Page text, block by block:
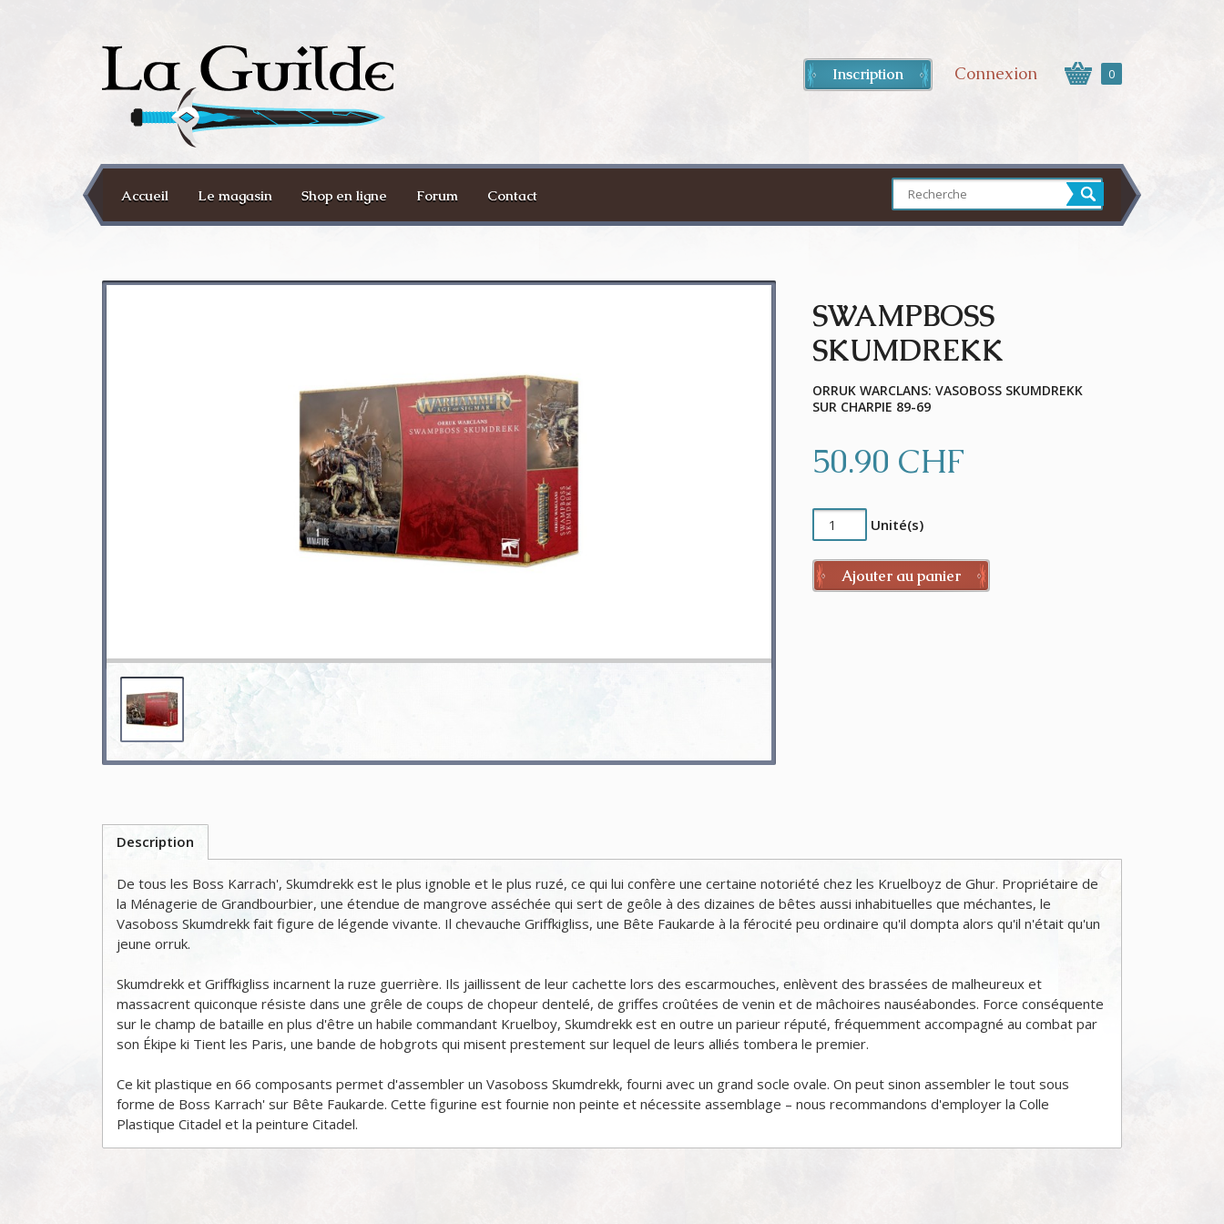
Inscription Connexion 0
Accueil Le magasin Shop en ligne Forum Contact
SWAMPBOSS
SKUMDREKK
ORRUK WARCLANS: VASOBOSS SKUMDREKK
SUR CHARPIE 89-69
50.90 CHF
Unité(s)
Ajouter au panier
Description
De tous les Boss Karrach', Skumdrekk est le plus ignoble et le plus ruzé, ce qui lui confère une certaine notoriété chez les Kruelboyz de Ghur. Propriétaire de
la Ménagerie de Grandbourbier, une étendue de mangrove asséchée qui sert de geôle à des dizaines de bêtes aussi inhabituelles que méchantes, le
Vasoboss Skumdrekk fait figure de légende vivante. Il chevauche Griffkigliss, une Bête Faukarde à la férocité peu ordinaire qu'il dompta alors qu'il n'était qu'un
jeune orruk.
Skumdrekk et Griffkigliss incarnent la ruze guerrière. Ils jaillissent de leur cachette lors des escarmouches, enlèvent des brassées de malheureux et
massacrent quiconque résiste dans une grêle de coups de chopeur dentelé, de griffes croûtées de venin et de mâchoires nauséabondes. Force conséquente
sur le champ de bataille en plus d'être un habile commandant Kruelboy, Skumdrekk est en outre un parieur réputé, fréquemment accompagné au combat par
son Ékipe ki Tient les Paris, une bande de hobgrots qui misent prestement sur lequel de leurs alliés tombera le premier.
Ce kit plastique en 66 composants permet d'assembler un Vasoboss Skumdrekk, fourni avec un grand socle ovale. On peut sinon assembler le tout sous
forme de Boss Karrach' sur Bête Faukarde. Cette figurine est fournie non peinte et nécessite assemblage – nous recommandons d'employer la Colle
Plastique Citadel et la peinture Citadel.